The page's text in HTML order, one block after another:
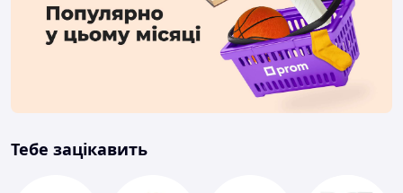
Тебе зацікавить